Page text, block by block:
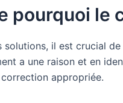
pourquoi le
solutions, il est crucial
a une raison et en
appropriée.